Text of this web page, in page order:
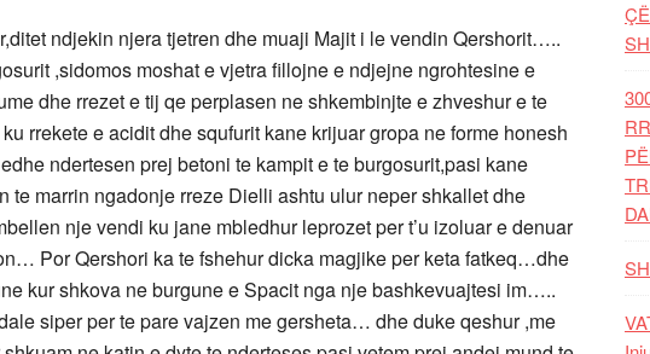
ndjekin njera tjetren dhe muaji Majit i le vendin Qershorit…..
,sidomos moshat e vjetra fillojne e ndjejne ngrohtesine e
dhe rrezet e tij qe perplasen ne shkembinjte e zhveshur e te
rrekete e acidit dhe squfurit kane krijuar gropa ne forme honesh
ndertesen prej betoni te kampit e te burgosurit,pasi kane
te marrin ngadonje rreze Dielli ashtu ulur neper shkallet dhe
nje vendi ku jane mbledhur leprozet per t’u izoluar e denuar
Por Qershori ka te fshehur dicka magjike per keta fatkeq…dhe
kur shkova ne burgune e Spacit nga nje bashkevuajtesi im…..
siper per te pare vajzen me gersheta… dhe duke qeshur ,me